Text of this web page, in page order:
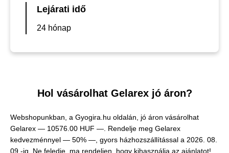
Lejárati idő
24 hónap
Hol vásárolhat Gelarex jó áron?
Webshopunkban, a Gyogira.hu oldalán, jó áron vásárolhat
Gelarex — 10576.00 HUF — . Rendelje meg Gelarex
kedvezménnyel — 50% —, gyors házhozszállítással a 2026. 08.
09.-ig. Ne feledje, ma rendeljen, hogy kihasználja az ajánlatot!